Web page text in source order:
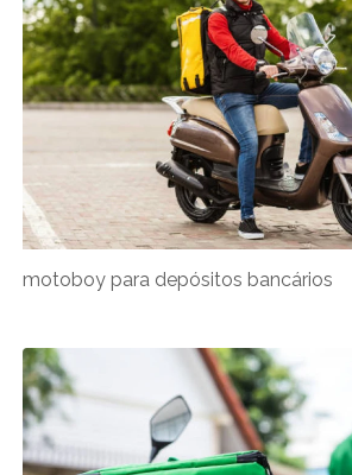
motoboy para depósitos bancários